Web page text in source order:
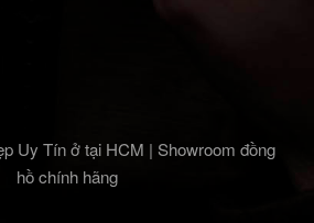
Uy Tín ở tại HCM | Showroom đồng
hồ chính hãng‎